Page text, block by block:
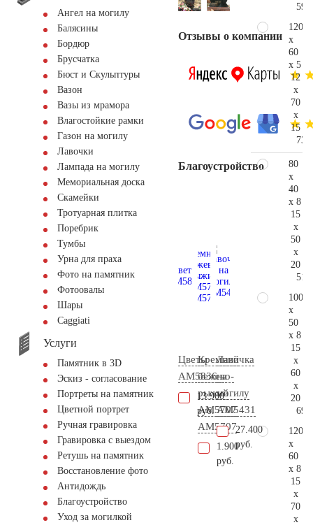
Ангел на могилу
Балясины
Бордюр
Брусчатка
Бюст и Скульптуры
Вазон
Вазы из мрамора
Влагостойкие рамки
Газон на могилу
Лавочки
Лампада на могилу
Мемориальная доска
Скамейки
Тротуарная плитка
Поребрик
Тумбы
Урна для праха
Фото на памятник
Фотоовалы
Шары
Сaggiati
Услуги
Памятник в 3D
Эскиз - согласование
Портреты на памятник
Цветной портрет
Ручная гравировка
Гравировка с выездом
Ретушь на памятник
Восстановление фото
Антидождь
Благоустройство
Уход за могилкой
Отзывы о компании
Благоустройство
Цветы
AM5836
13.900
руб.
Кремний
бежево-
рыжий
АМ5707
AM5707
1.900
руб.
Лавочка
на
могилу
AM5431
27.400
руб.
120
x
60
x 5
12
x
70
x
15
80
x
40
x 8
15
x
50
x
20
100
x
50
x 8
15
x
60
x
20
120
x
60
x 8
15
x
70
x